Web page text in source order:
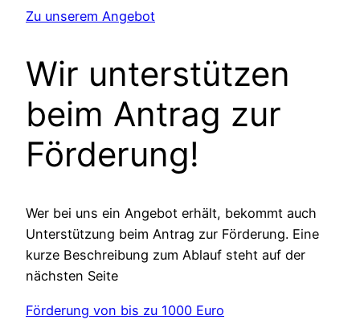
Zu unserem Angebot
Wir unterstützen
beim Antrag zur
Förderung!
Wer bei uns ein Angebot erhält, bekommt auch
Unterstützung beim Antrag zur Förderung. Eine
kurze Beschreibung zum Ablauf steht auf der
nächsten Seite
Förderung von bis zu 1000 Euro